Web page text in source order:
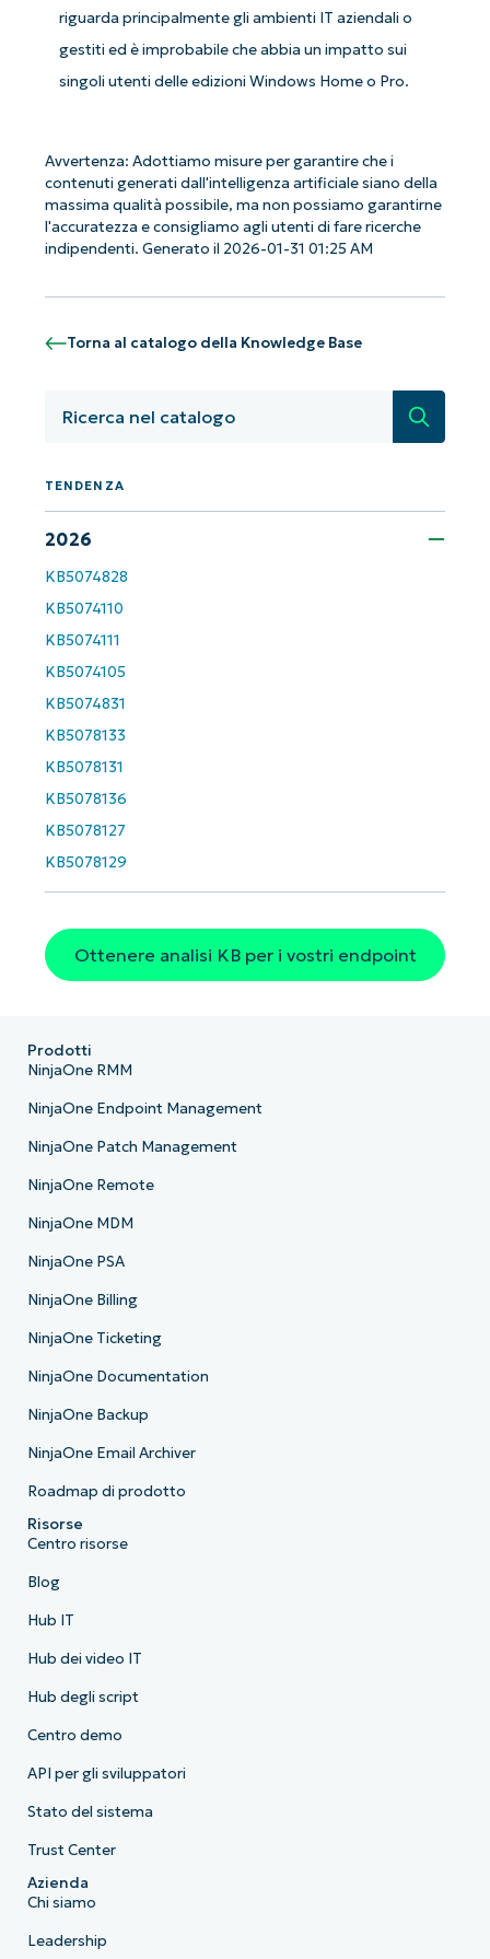
riguarda principalmente gli ambienti IT aziendali o
gestiti ed è improbabile che abbia un impatto sui
singoli utenti delle edizioni Windows Home o Pro.
Avvertenza: Adottiamo misure per garantire che i
contenuti generati dall'intelligenza artificiale siano della
massima qualità possibile, ma non possiamo garantirne
l'accuratezza e consigliamo agli utenti di fare ricerche
indipendenti. Generato il 2026-01-31 01:25 AM
Torna al catalogo della Knowledge Base
Ricerca
TENDENZA
2026
KB5074828
KB5074110
KB5074111
KB5074105
KB5074831
KB5078133
KB5078131
KB5078136
KB5078127
KB5078129
Ottenere analisi KB per i vostri endpoint
Iniziate con le analisi KB guidate
dall'AI di NinjaOne!
Non è richiesta alcuna carta di credito e si ha
accesso completo a tutte le funzionalità.
last
email*
number*
Company
name*
Prodotti
NinjaOne RMM
NinjaOne Endpoint Management
NinjaOne Patch Management
NinjaOne Remote
NinjaOne MDM
NinjaOne PSA
NinjaOne Billing
NinjaOne Ticketing
NinjaOne Documentation
NinjaOne Backup
NinjaOne Email Archiver
Roadmap di prodotto
Risorse
Centro risorse
Blog
Hub IT
Hub dei video IT
Hub degli script
Centro demo
API per gli sviluppatori
Stato del sistema
Trust Center
Azienda
Chi siamo
Leadership